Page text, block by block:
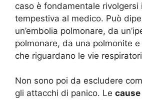
caso è fondamentale rivolgersi
tempestiva al medico. Può
un’embolia polmonare, da
polmonare, da una polmonite
che riguardano le vie
Non sono poi da escludere
gli attacchi di panico. Le